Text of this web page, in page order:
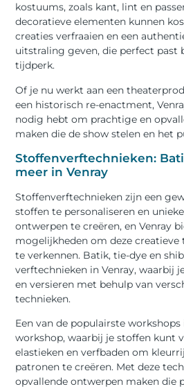
kostuums, zoals kant, lint en
decoratieve elementen kunnen
creaties verfraaien en een
uitstraling geven, die perfect past
tijdperk.
Of je nu werkt aan een
een historisch re-enactment,
nodig hebt om prachtige en
maken die de show stelen en het
Stoffenverftechnieken:
meer in Venray
Stoffenverftechnieken zijn een
stoffen te personaliseren en
ontwerpen te creëren, en Venray
mogelijkheden om deze creatieve
te verkennen. Batik, tie-dye en
verftechnieken in Venray, waarbij
en versieren met behulp van
technieken.
Een van de populairste
workshop, waarbij je stoffen kunt
elastieken en verfbaden om
patronen te creëren. Met deze
opvallende ontwerpen maken die